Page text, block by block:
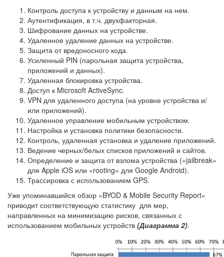
Контроль доступа к устройству и данным на нем.
Аутентификация, в т.ч. двухфакторная.
Шифрование данных на устройстве.
Удаленное удаление данных на устройстве.
Защита от вредоносного кода.
Усиленный PIN (парольная защита устройства,
приложений и данных).
Удаленная блокировка устройства.
Доступ к Microsoft ActiveSync.
VPN для удаленного доступа (на уровне устройства и/
или приложений).
Удаленное управление мобильным устройством.
Настройка и установка политики безопасности.
Контроль, удаленная установка и удаление приложений.
Ведение черных/белых списков приложений и сайтов.
Определение и защита от взлома устройства («jailbreak»
для Apple iOS или «rooting» для Google Android).
Трассировка с использованием GPS.
Уже упоминавшийся обзор «BYOD & Mobile Security Report»
приводит соответствующую статистику для мер,
направленных на минимизацию рисков, связанных с
использованием мобильных устройств (Диаграмма 2).